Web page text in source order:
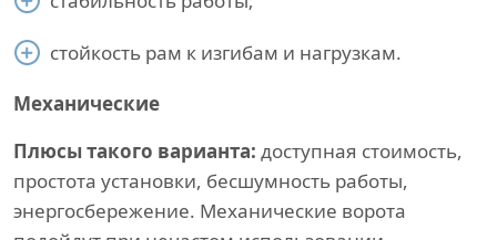
стойкость рам к изгибам и нагрузкам.
Механические
Плюсы такого варианта: доступная стоимость,
простота установки, бесшумность работы,
энергосбережение. Механические ворота